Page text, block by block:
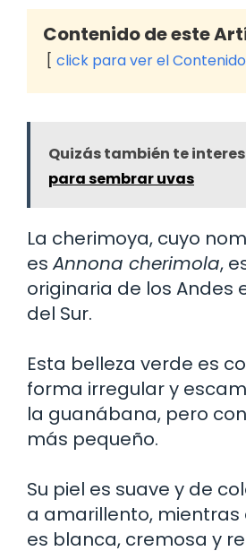
Contenido de este
click para ver el Contenido
Quizás también te
para sembrar uvas
La cherimoya, cuyo
esAnnona cherimola,
originaria de los Andes
del Sur.
Esta belleza verde es
forma irregular y
la guanábana, pero
más pequeño.
Su piel es suave y de
a amarillento, mientras
es blanca, cremosa y